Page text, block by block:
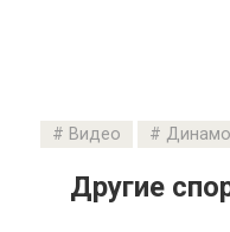
Видео
Другие